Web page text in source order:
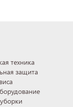
техника
защита